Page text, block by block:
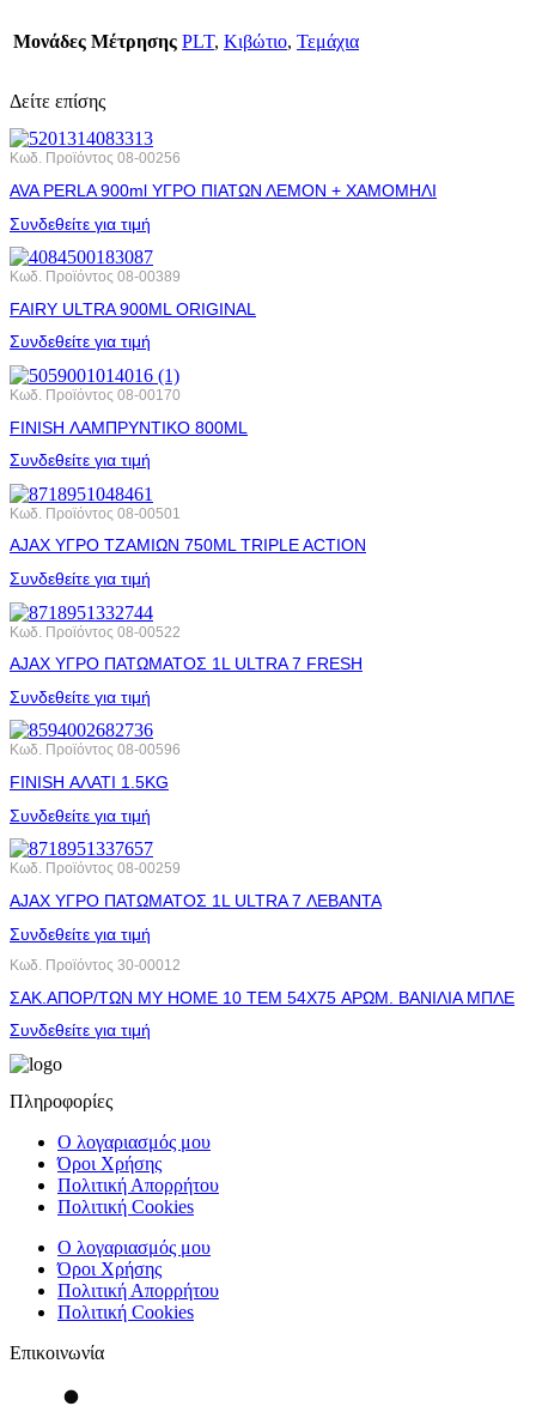
Μονάδες Μέτρησης PLT, Κιβώτιο, Τεμάχια
Δείτε επίσης
Κωδ. Προϊόντος 08-00256
AVA PERLA 900ml ΥΓΡΟ ΠΙΑΤΩΝ ΛΕΜΟΝ + ΧΑΜΟΜΗΛΙ
Συνδεθείτε για τιμή
Κωδ. Προϊόντος 08-00389
FAIRY ULTRA 900ML ORIGINAL
Συνδεθείτε για τιμή
Κωδ. Προϊόντος 08-00170
FINISH ΛΑΜΠΡΥΝΤΙΚΟ 800ML
Συνδεθείτε για τιμή
Κωδ. Προϊόντος 08-00501
AJAX ΥΓΡΟ ΤΖΑΜΙΩΝ 750ML TRIPLE ACTION
Συνδεθείτε για τιμή
Κωδ. Προϊόντος 08-00522
AJAX ΥΓΡΟ ΠΑΤΩΜΑΤΟΣ 1L ULTRA 7 FRESH
Συνδεθείτε για τιμή
Κωδ. Προϊόντος 08-00596
FINISH ΑΛΑΤΙ 1.5KG
Συνδεθείτε για τιμή
Κωδ. Προϊόντος 08-00259
AJAX ΥΓΡΟ ΠΑΤΩΜΑΤΟΣ 1L ULTRA 7 ΛΕΒΑΝΤΑ
Συνδεθείτε για τιμή
Κωδ. Προϊόντος 30-00012
ΣΑΚ.ΑΠΟΡ/ΤΩΝ MY HOME 10 ΤΕΜ 54X75 ΑΡΩΜ. ΒΑΝΙΛΙΑ ΜΠΛΕ
Συνδεθείτε για τιμή
Πληροφορίες
Ο λογαριασμός μου
Όροι Χρήσης
Πολιτική Απορρήτου
Πολιτική Cookies
Ο λογαριασμός μου
Όροι Χρήσης
Πολιτική Απορρήτου
Πολιτική Cookies
Επικοινωνία